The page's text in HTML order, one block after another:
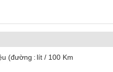
(đường
lít / 100 Km